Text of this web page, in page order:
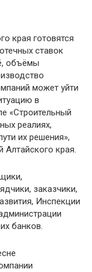
края готовятся
ставок
объёмы
может уйти
в
«Строительный
реалиях,
их решения»,
Алтайского края.
заказчики,
Инспекции
банков.